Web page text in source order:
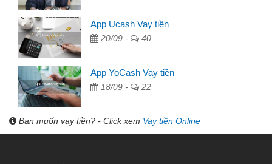
App Ucash Vay tiền
20/09 - 40
App YoCash Vay tiền
18/09 - 22
Bạn muốn vay tiền? - Click xem Vay tiền Online